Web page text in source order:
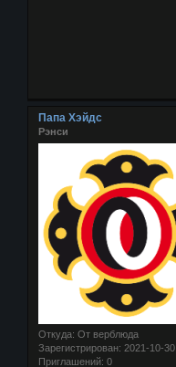
Папа Хэйдс
Рэнси
Откуда: От верблюда
Зарегистрирован: 2021-10-30
Приглашений: 0